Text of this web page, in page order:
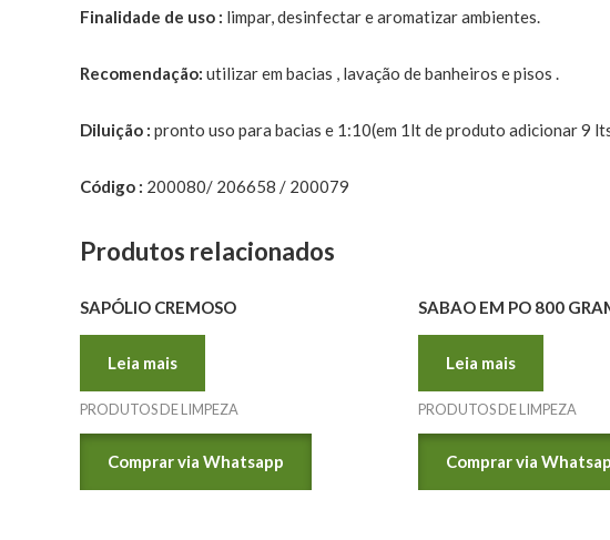
Finalidade de uso : limpar, desinfectar e aromatizar ambientes.
Recomendação: utilizar em bacias , lavação de banheiros e pisos .
Diluição : pronto uso para bacias e 1:10(em 1lt de produto adicionar 9
Código : 200080/ 206658 / 200079
Produtos relacionados
SAPÓLIO CREMOSO
Leia mais
PRODUTOS DE LIMPEZA
Comprar via Whatsapp
SABAO EM PO 800
Leia mais
PRODUTOS DE LIMPEZA
Comprar via